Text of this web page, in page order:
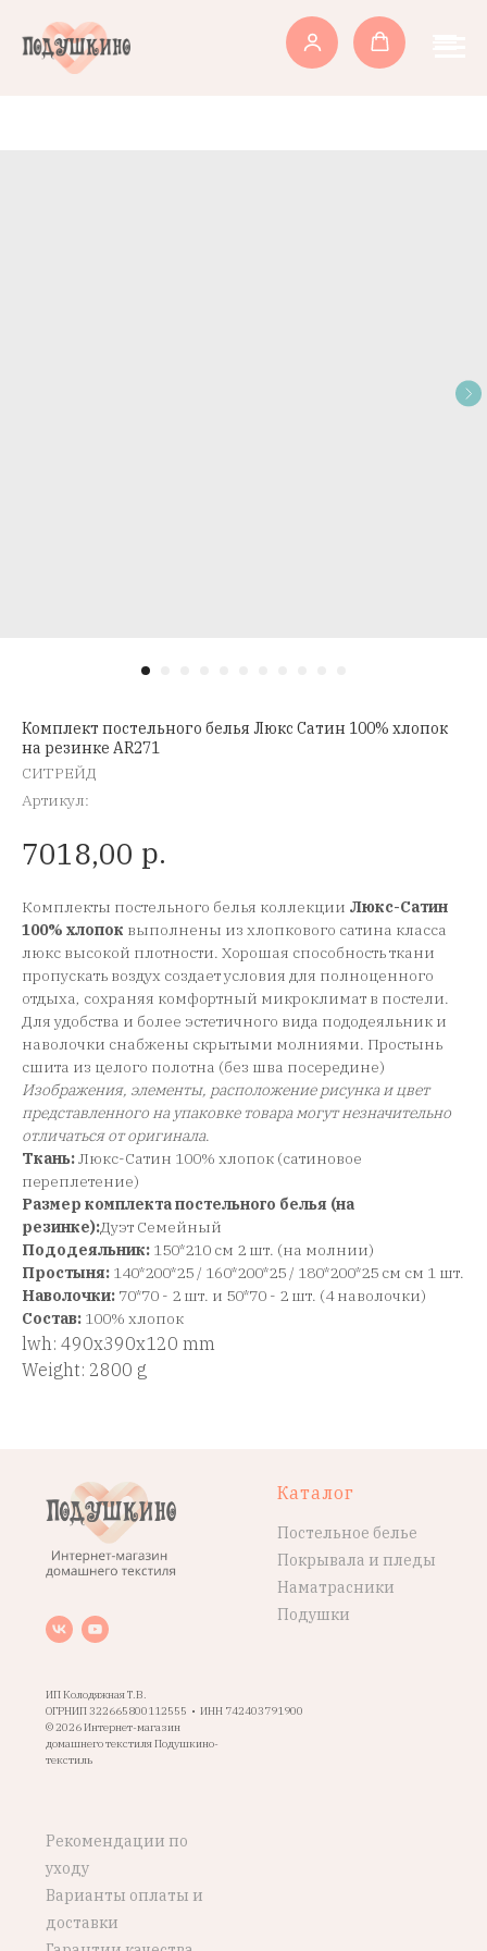
Комплект постельного белья Люкс Сатин 100% хлопок
на резинке AR271
СИТРЕЙД
Артикул:
7018,00 р.
Комплекты постельного белья коллекции Люкс-Сатин
100% хлопок выполнены из хлопкового сатина класса
люкс высокой плотности. Хорошая способность ткани
пропускать воздух создает условия для полноценного
отдыха, сохраняя комфортный микроклимат в постели.
Для удобства и более эстетичного вида пододеяльник и
наволочки снабжены скрытыми молниями. Простынь
сшита из целого полотна (без шва посередине)
Изображения, элементы, расположение рисунка и цвет
представленного на упаковке товара могут незначительно
отличаться от оригинала.
Ткань:Люкс-Сатин 100% хлопок (сатиновое
переплетение)
Размер комплекта постельного белья (на
резинке):Дуэт Семейный
Пододеяльник: 150*210 см 2 шт. (на молнии)
Простыня: 140*200*25 / 160*200*25 / 180*200*25 см см 1 шт.
Наволочки: 70*70 - 2 шт. и 50*70 - 2 шт. (4 наволочки)
Состав: 100% хлопок
lwh: 490x390x120 mm
Weight: 2800 g
ИП Колодяжная Т.В.
ОГРНИП 322665800112555 • ИНН 742403791900
© 2026 Интернет-магазин
домашнего текстиля Подушкино-
текстиль
Каталог
Постельное белье
Покрывала и пледы
Наматрасники
Подушки
Рекомендации по
уходу
Варианты оплаты и
доставки